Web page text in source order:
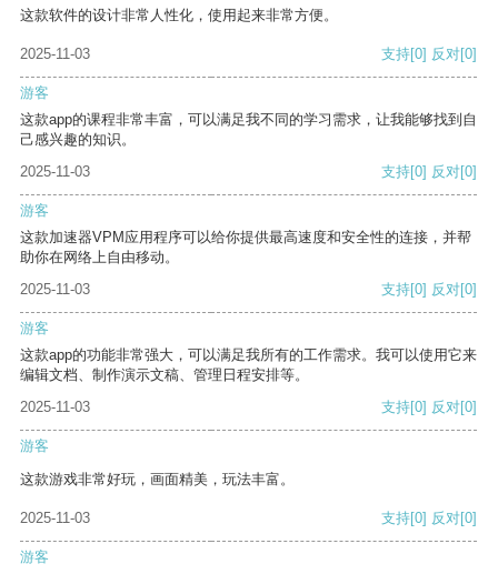
这款软件的设计非常人性化，使用起来非常方便。
2025-11-03 支持[0] 反对[0]
游客
这款app的课程非常丰富，可以满足我不同的学习需求，让我能够找到自
己感兴趣的知识。
2025-11-03
支持[0] 反对[0]
游客
这款加速器VPM应用程序可以给你提供最高速度和安全性的连接，并帮
助你在网络上自由移动。
2025-11-03
支持[0] 反对[0]
游客
这款app的功能非常强大，可以满足我所有的工作需求。我可以使用它来
编辑文档、制作演示文稿、管理日程安排等。
2025-11-03
支持[0] 反对[0]
游客
这款游戏非常好玩，画面精美，玩法丰富。
2025-11-03 支持[0] 反对[0]
游客